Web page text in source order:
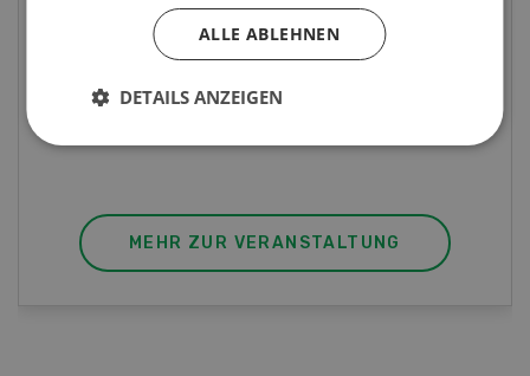
Sind Sie in der Fischzucht tätig oder
interessieren Sie sich für das Thema? In
die perfekte Wahl für Sie. Der Abschluss lässt
MEHR ZUR VERANSTALTUNG
ALLE ABLEHNEN
DETAILS ANZEIGEN